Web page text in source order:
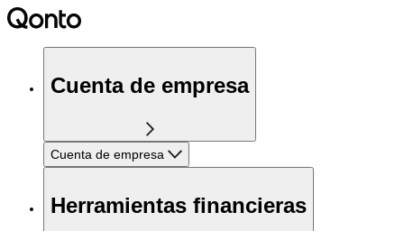
Cuenta de empresa
Cuenta de empresa
Herramientas financieras